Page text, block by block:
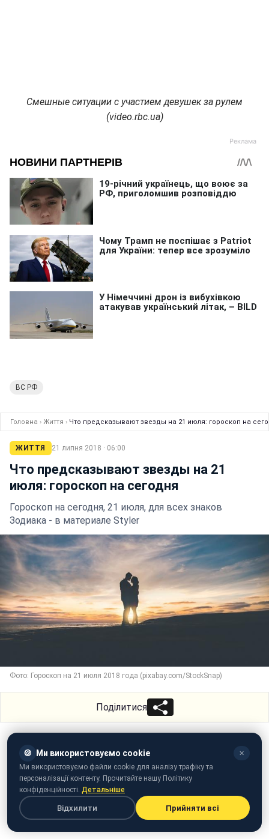
Смешные ситуации с участием девушек за рулем
(video.rbc.ua)
ВС РФ
Головна › Життя › Что предсказывают звезды на 21 июля: гороскоп на
ЖИТТЯ 21 липня 2018 · 06:00
Что предсказывают звезды на 21
июля: гороскоп на сегодня
Гороскоп на сегодня, 21 июля, для всех знаков
Зодиака - в материале Styler
Фото: Гороскоп на 21 июля 2018 года (pixabay.com/StockSnap)
Поділитися
🍪 Ми використовуємо cookie ✕
Ми використовуємо файли cookie для аналізу трафіку та
персоналізації контенту. Прочитайте нашу Політику
конфіденційності. Детальніше
Відхилити Прийняти всі